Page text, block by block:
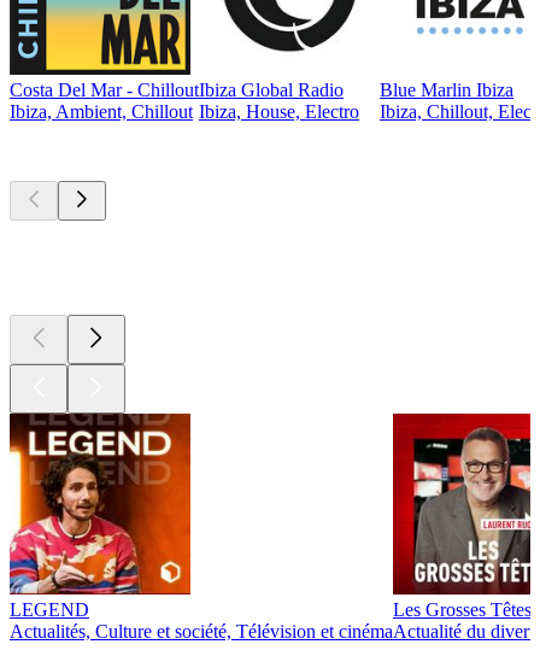
Costa Del Mar - Chillout
Ibiza, Ambient, Chillout
Ibiza Global Radio
Ibiza, House, Electro
Blue Marlin Ibiza
Ibiza, Chillout,
LEGEND
Actualités, Culture et société, Télévision et cinéma
Les Grosses Têtes
Actualité du